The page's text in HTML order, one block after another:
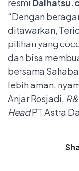
resmi
“Dengan
ditawarkan,
pilihan yang
dan bisa
bersama
lebih aman,
Anjar Rosjadi,
HeadPT Astra